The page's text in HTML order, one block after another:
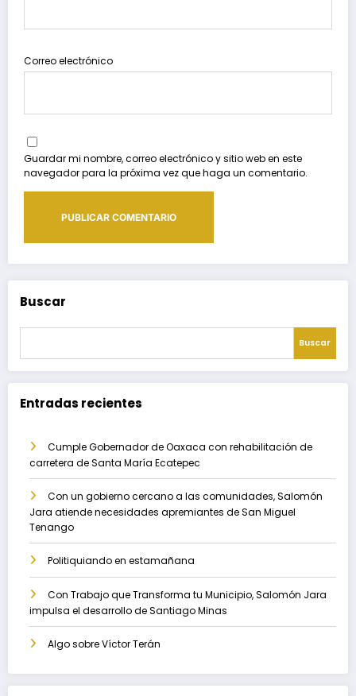
Correo electrónico
Guardar mi nombre, correo electrónico y sitio web en este
navegador para la próxima vez que haga un comentario.
Buscar
Buscar
Entradas recientes
Cumple Gobernador de Oaxaca con rehabilitación de
carretera de Santa María Ecatepec
Con un gobierno cercano a las comunidades, Salomón
Jara atiende necesidades apremiantes de San Miguel
Tenango
Politiquiando en estamañana
Con Trabajo que Transforma tu Municipio, Salomón Jara
impulsa el desarrollo de Santiago Minas
Algo sobre Víctor Terán